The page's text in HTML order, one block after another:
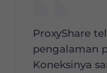
ProxyShare
pengalaman
Koneksinya